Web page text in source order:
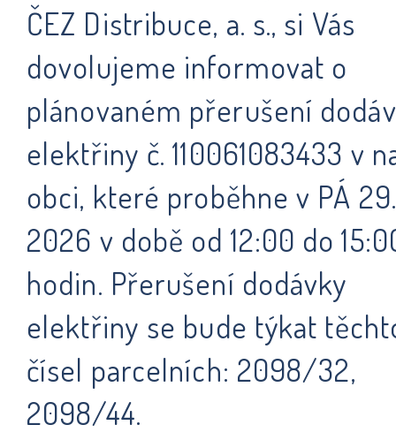
ČEZ Distribuce, a. s., si Vás
dovolujeme informovat o
plánovaném přerušení
elektřiny č. 110061083433 v
obci, které proběhne v PÁ
2026 v době od 12:00 do
hodin. Přerušení dodávky
elektřiny se bude týkat
čísel parcelních: 2098/32,
2098/44.